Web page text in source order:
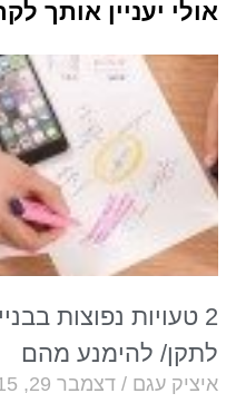
אולי יעניין אותך
2 טעויות נפוצות
לתקן/ להימנע מהם
איציק עגם דצמבר 29, 2015